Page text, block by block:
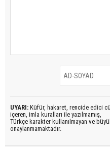
UYARI: Küfür, hakaret, rencide edici
içeren, imla kuralları ile yazılmamış,
Türkçe karakter kullanılmayan ve
onaylanmamaktadır.